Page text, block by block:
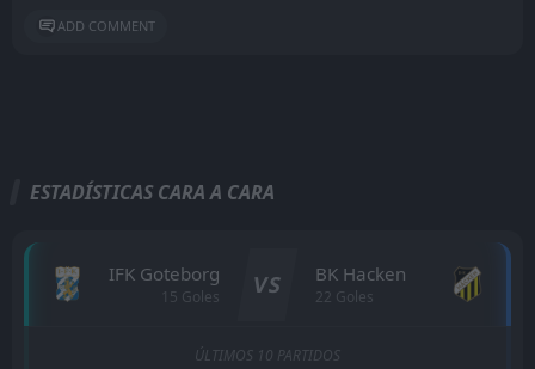
ADD COMMENT
ESTADÍSTICAS CARA A CARA
IFK Goteborg
15 Goles VS BK Hacken
22 Goles
ÚLTIMOS 10 PARTIDOS